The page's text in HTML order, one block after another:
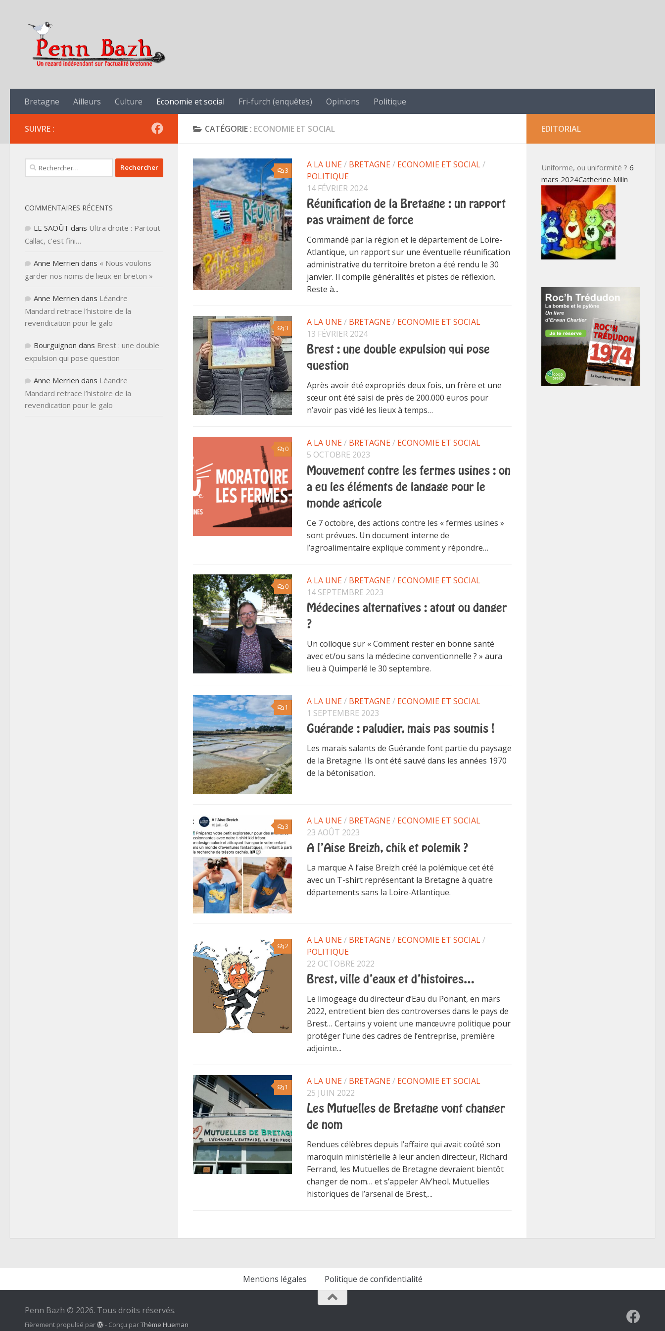
Bretagne Ailleurs Culture Economie et social Fri-furch (enquêtes) Opinions Politique
CATÉGORIE : ECONOMIE ET SOCIAL
3
A LA UNE/ BRETAGNE/ ECONOMIE ET SOCIAL/
POLITIQUE
14 FÉVRIER 2024
Réunification de la Bretagne : un rapport
pas vraiment de force
Commandé par la région et le département de Loire-
Atlantique, un rapport sur une éventuelle réunification
administrative du territoire breton a été rendu le 30
janvier. Il compile généralités et pistes de réflexion.
Reste à...
3
A LA UNE/ BRETAGNE/ ECONOMIE ET SOCIAL
13 FÉVRIER 2024
Brest : une double expulsion qui pose
question
Après avoir été expropriés deux fois, un frère et une
sœur ont été saisi de près de 200.000 euros pour
n’avoir pas vidé les lieux à temps…
0
A LA UNE/ BRETAGNE/ ECONOMIE ET SOCIAL
5 OCTOBRE 2023
Mouvement contre les fermes usines : on
a eu les éléments de langage pour le
monde agricole
Ce 7 octobre, des actions contre les « fermes usines »
sont prévues. Un document interne de
l’agroalimentaire explique comment y répondre…
0
A LA UNE/ BRETAGNE/ ECONOMIE ET SOCIAL
14 SEPTEMBRE 2023
Médecines alternatives : atout ou danger
?
Un colloque sur « Comment rester en bonne santé
avec et/ou sans la médecine conventionnelle ? » aura
lieu à Quimperlé le 30 septembre.
1
A LA UNE/ BRETAGNE/ ECONOMIE ET SOCIAL
1 SEPTEMBRE 2023
Guérande : paludier, mais pas soumis !
Les marais salants de Guérande font partie du paysage
de la Bretagne. Ils ont été sauvé dans les années 1970
de la bétonisation.
3
A LA UNE/ BRETAGNE/ ECONOMIE ET SOCIAL
23 AOÛT 2023
A l’Aise Breizh, chik et polemik ?
La marque A l’aise Breizh créé la polémique cet été
avec un T-shirt représentant la Bretagne à quatre
départements sans la Loire-Atlantique.
2
A LA UNE/ BRETAGNE/ ECONOMIE ET SOCIAL/
POLITIQUE
22 OCTOBRE 2022
Brest, ville d’eaux et d’histoires…
Le limogeage du directeur d’Eau du Ponant, en mars
2022, entretient bien des controverses dans le pays de
Brest… Certains y voient une manœuvre politique pour
protéger l’une des cadres de l’entreprise, première
adjointe...
1
A LA UNE/ BRETAGNE/ ECONOMIE ET SOCIAL
25 JUIN 2022
Les Mutuelles de Bretagne vont changer
de nom
Rendues célèbres depuis l’affaire qui avait coûté son
maroquin ministérielle à leur ancien directeur, Richard
Ferrand, les Mutuelles de Bretagne devraient bientôt
changer de nom… et s’appeler Alv’heol. Mutuelles
historiques de l’arsenal de Brest,...
SUIVRE :
Rechercher :
COMMENTAIRES RÉCENTS
LE SAOÛT dans Ultra droite : Partout
Callac, c’est fini…
Anne Merrien dans « Nous voulons
garder nos noms de lieux en breton »
Anne Merrien dans Léandre
Mandard retrace l’histoire de la
revendication pour le galo
Bourguignon dans Brest : une double
expulsion qui pose question
Anne Merrien dans Léandre
Mandard retrace l’histoire de la
revendication pour le galo
EDITORIAL
Uniforme, ou uniformité ? 6
mars 2024Catherine Milin
Mentions légales Politique de confidentialité
Penn Bazh © 2026. Tous droits réservés.
Fièrement propulsé par - Conçu parThème Hueman